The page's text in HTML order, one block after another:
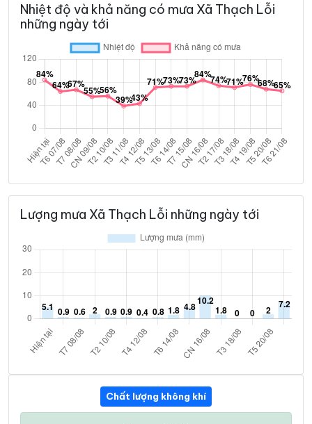
Nhiệt độ và khả năng có mưa Xã Thạch Lỗi
những ngày tới
Lượng mưa Xã Thạch Lỗi những ngày tới
Chất lượng không khí